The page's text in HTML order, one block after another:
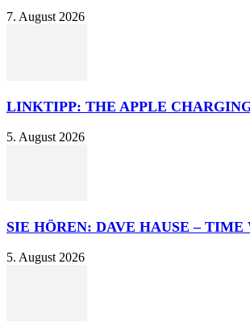
7. August 2026
LINKTIPP: THE APPLE
5. August 2026
SIE HÖREN: DAVE HAUSE –
5. August 2026